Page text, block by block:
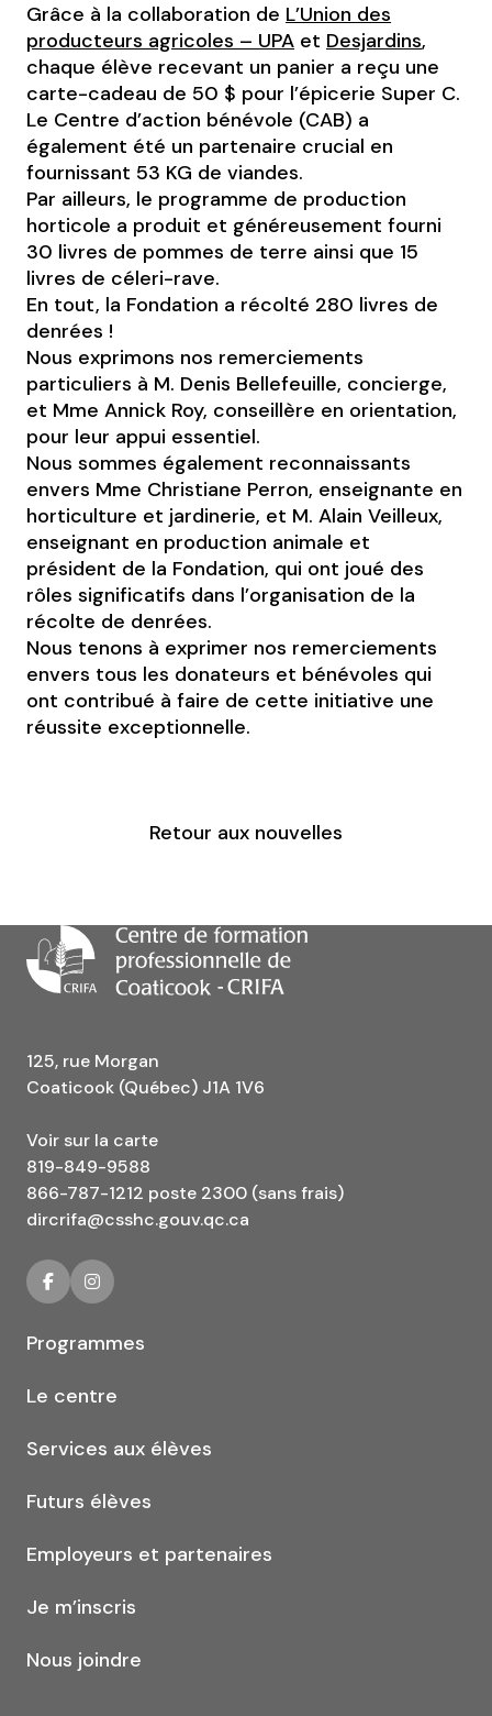
Grâce à la collaboration de L’Union des
producteurs agricoles – UPA et Desjardins,
chaque élève recevant un panier a reçu une
carte-cadeau de 50 $ pour l’épicerie Super C.
Le Centre d’action bénévole (CAB) a
également été un partenaire crucial en
fournissant 53 KG de viandes.
Par ailleurs, le programme de production
horticole a produit et généreusement fourni
30 livres de pommes de terre ainsi que 15
livres de céleri-rave.
En tout, la Fondation a récolté 280 livres de
denrées !
Nous exprimons nos remerciements
particuliers à M. Denis Bellefeuille, concierge,
et Mme Annick Roy, conseillère en orientation,
pour leur appui essentiel.
Nous sommes également reconnaissants
envers Mme Christiane Perron, enseignante en
horticulture et jardinerie, et M. Alain Veilleux,
enseignant en production animale et
président de la Fondation, qui ont joué des
rôles significatifs dans l’organisation de la
récolte de denrées.
Nous tenons à exprimer nos remerciements
envers tous les donateurs et bénévoles qui
ont contribué à faire de cette initiative une
réussite exceptionnelle.
Retour aux nouvelles
125, rue Morgan
Coaticook (Québec) J1A 1V6
Voir sur la carte
819-849-9588
866-787-1212 poste 2300 (sans frais)
dircrifa@csshc.gouv.qc.ca
Programmes
Le centre
Services aux élèves
Futurs élèves
Employeurs et partenaires
Je m’inscris
Nous joindre